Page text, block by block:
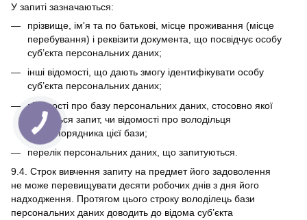
У запиті зазначаються:
прізвище, ім'я та по батькові, місце проживання (місце
перебування) і реквізити документа, що посвідчує особу
суб’єкта персональних даних;
інші відомості, що дають змогу ідентифікувати особу
суб’єкта персональних даних;
відомості про базу персональних даних, стосовно якої
подається запит, чи відомості про володільця
чи розпорядника цієї бази;
перелік персональних даних, що запитуються.
9.4. Строк вивчення запиту на предмет його задоволення
не може перевищувати десяти робочих днів з дня його
надходження. Протягом цього строку володілець бази
персональних даних доводить до відома суб’єкта